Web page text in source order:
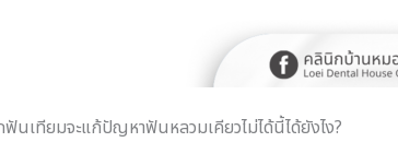
ฟันเทียมจะแก้ปัญหาฟันหลวมเคียวไม่ได้นี้ได้ยังไง?